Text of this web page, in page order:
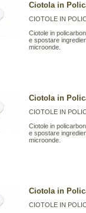
Ciotola in
CIOTOLE IN
Ciotole in
e spostare
microonde.
Ciotola in
CIOTOLE IN
Ciotole in
e spostare
microonde.
Ciotola in
CIOTOLE IN